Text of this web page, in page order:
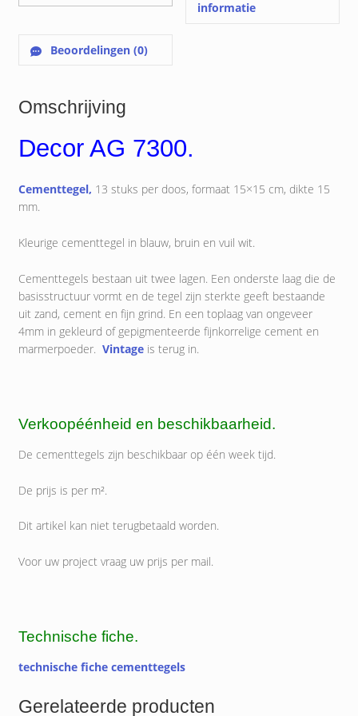
informatie
Beoordelingen (0)
Omschrijving
Decor AG 7300.
Cementtegel, 13 stuks per doos, formaat 15×15 cm, dikte 15
mm.
Kleurige cementtegel in blauw, bruin en vuil wit.
Cementtegels bestaan uit twee lagen. Een onderste laag die de
basisstructuur vormt en de tegel zijn sterkte geeft bestaande
uit zand, cement en fijn grind. En een toplaag van ongeveer
4mm in gekleurd of gepigmenteerde fijnkorrelige cement en
marmerpoeder. Vintageis terug in.
Verkoopéénheid en beschikbaarheid.
De cementtegels zijn beschikbaar op één week tijd.
De prijs is per m².
Dit artikel kan niet terugbetaald worden.
Voor uw project vraag uw prijs per mail.
Technische fiche.
technische fiche cementtegels
Gerelateerde producten